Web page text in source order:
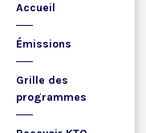
Accueil
Émissions
Grille des
programmes